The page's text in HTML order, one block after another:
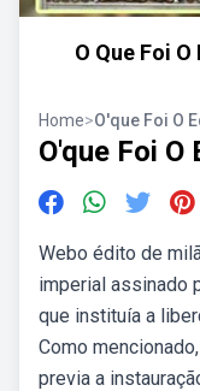
O Que Foi
Home>O'que Foi O
O'que Foi
Webo édito de
imperial assinado
que instituía a
Como
previa a